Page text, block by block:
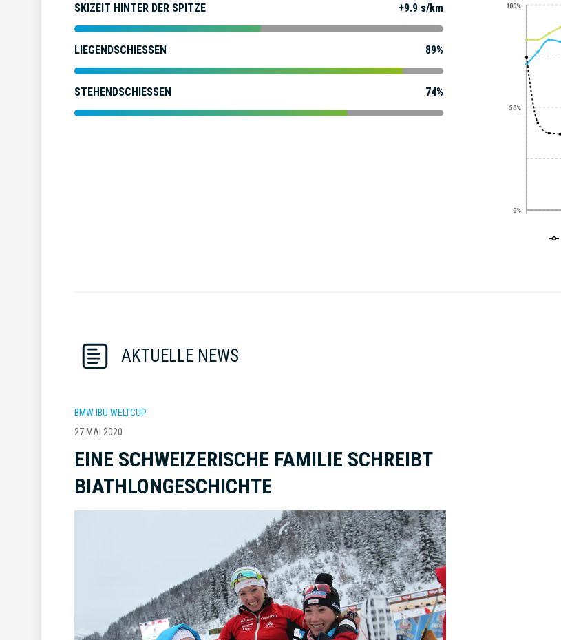
SKIZEIT HINTER DER SPITZE +9.9 s/km
LIEGENDSCHIESSEN 89%
STEHENDSCHIESSEN 74%
0%
50%
100%
AKTUELLE NEWS
BMW IBU WELTCUP
27 MAI 2020
EINE SCHWEIZERISCHE FAMILIE SCHREIBT
BIATHLONGESCHICHTE